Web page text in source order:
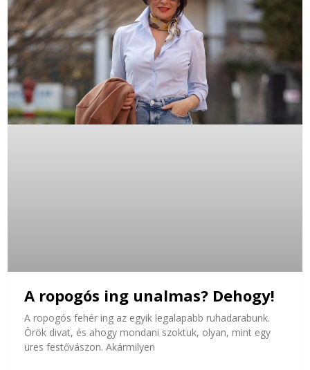
A ropogós ing unalmas? Dehogy!
A ropogós fehér ing az egyik legalapabb ruhadarabunk.
Örök divat, és ahogy mondani szoktuk, olyan, mint egy
üres festővászon. Akármilyen